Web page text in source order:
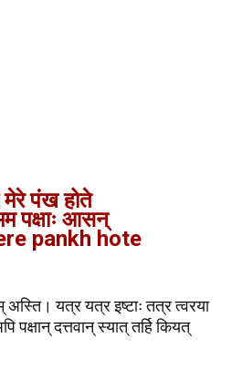
मेरे पंख होते
पक्षाः आसन्
pankh hote
अस्ति। यत्र यत्र इष्टाः तत्र त्वरया
पक्षान् दत्तवान् स्यात् तर्हि कियत्